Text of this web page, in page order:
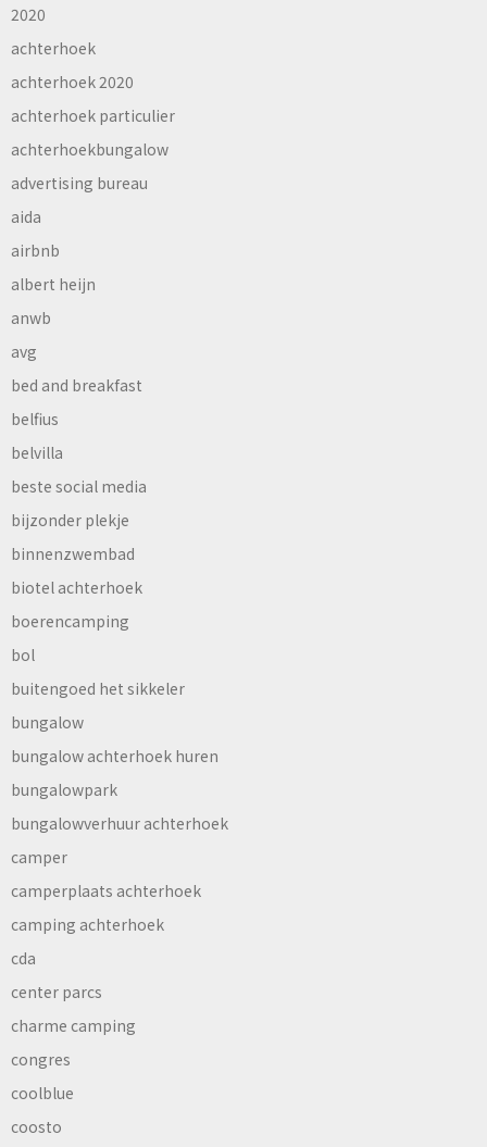
2020
achterhoek
achterhoek 2020
achterhoek particulier
achterhoekbungalow
advertising bureau
aida
airbnb
albert heijn
anwb
avg
bed and breakfast
belfius
belvilla
beste social media
bijzonder plekje
binnenzwembad
biotel achterhoek
boerencamping
bol
buitengoed het sikkeler
bungalow
bungalow achterhoek huren
bungalowpark
bungalowverhuur achterhoek
camper
camperplaats achterhoek
camping achterhoek
cda
center parcs
charme camping
congres
coolblue
coosto